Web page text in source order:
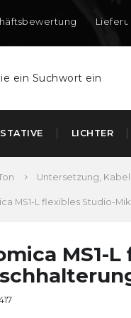
STATIVE LICHTER
Untersetzung,
MS1-L flexibles Studio-
MS1-